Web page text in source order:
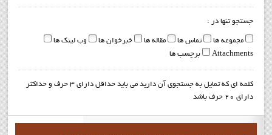
جستجو تنها در :
مجموعه ها تماس ها مقاله ها خبرخوان ها
وب لینک ها
Attachments
برچسب ها
کلمه ای که تمایل به جستجوی آن دارید می باید حداقل دارای 3 حرف و حداکثر
دارای 20 حرف باشد